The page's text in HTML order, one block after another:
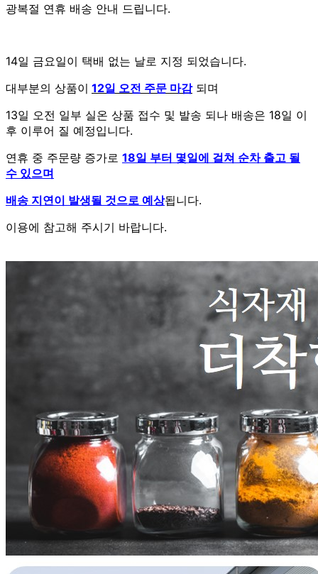
광복절 연휴 배송 안내 드립니다.
14일 금요일이 택배 없는 날로 지정 되었습니다.
대부분의 상품이 12일 오전 주문 마감되며
13일 오전 일부 실온 상품 접수 및 발송 되나 배송은 18일 이
후 이루어 질 예정입니다.
연휴 중 주문량 증가로 18일 부터 몇일에 걸쳐 순차 출고 될
수 있으며
배송 지연이 발생될 것으로 예상됩니다.
이용에 참고해 주시기 바랍니다.